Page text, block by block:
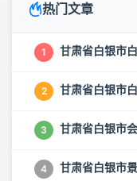
热门文章
1 甘肃省白银市
2 甘肃省白银市
3 甘肃省白银市
4 甘肃省白银市